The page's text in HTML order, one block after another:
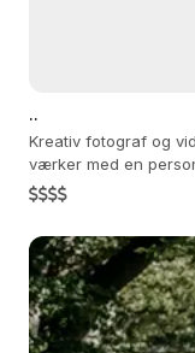
..
Kreativ fotograf og
værker med en